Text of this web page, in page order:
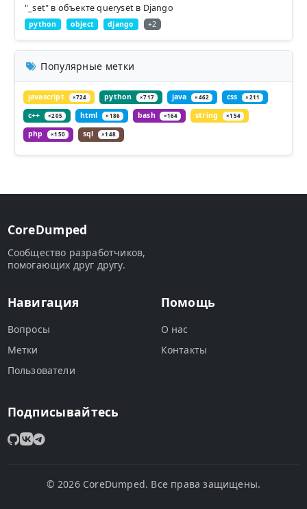
"_set" в объекте queryset в Django
python object django +2
Популярные метки
javascript ×724 python ×717 java ×462 css ×211
c++ ×205 html ×186 bash ×164 string ×154
php ×150 sql ×148
CoreDumped
Сообщество разработчиков,
помогающих друг другу.
Навигация
Вопросы
Метки
Пользователи
Помощь
О нас
Контакты
Подписывайтесь
© 2026 CoreDumped. Все права защищены.